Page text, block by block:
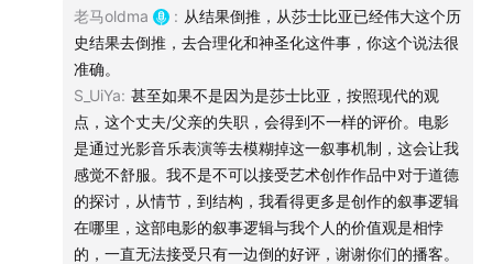
老马oldma : 从结果倒推，从莎士比亚已经伟大这个历
史结果去倒推，去合理化和神圣化这件事，你这个说法很
准确。
S_UiYa: 甚至如果不是因为是莎士比亚，按照现代的观
点，这个丈夫/父亲的失职，会得到不一样的评价。电影
是通过光影音乐表演等去模糊掉这一叙事机制，这会让我
感觉不舒服。我不是不可以接受艺术创作作品中对于道德
的探讨，从情节，到结构，我看得更多是创作的叙事逻辑
在哪里，这部电影的叙事逻辑与我个人的价值观是相悖
的，一直无法接受只有一边倒的好评，谢谢你们的播客。